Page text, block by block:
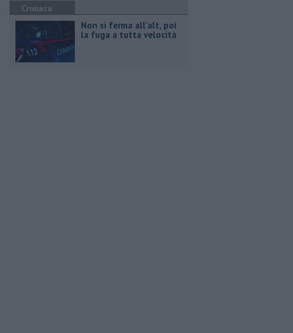
Cronaca
Non si ferma all'alt, poi
la fuga a tutta velocità